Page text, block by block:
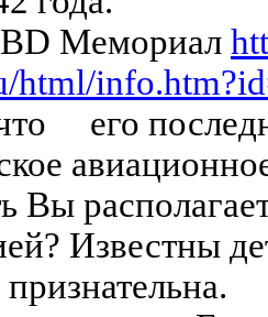
Мемориал
html/
его
Вы
Известны